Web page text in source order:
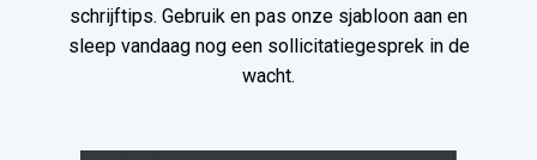
schrijftips. Gebruik en pas onze sjabloon aan en
sleep vandaag nog een sollicitatiegesprek in de
wacht.